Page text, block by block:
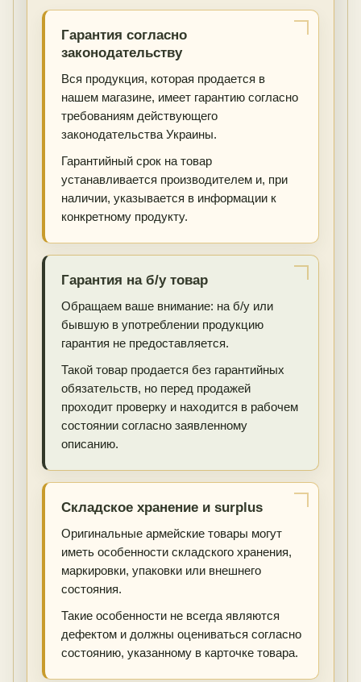
Гарантия согласно
законодательству
Вся продукция, которая продается в
нашем магазине, имеет гарантию согласно
требованиям действующего
законодательства Украины.
Гарантийный срок на товар
устанавливается производителем и, при
наличии, указывается в информации к
конкретному продукту.
Гарантия на б/у товар
Обращаем ваше внимание: на б/у или
бывшую в употреблении продукцию
гарантия не предоставляется.
Такой товар продается без гарантийных
обязательств, но перед продажей
проходит проверку и находится в рабочем
состоянии согласно заявленному
описанию.
Складское хранение и surplus
Оригинальные армейские товары могут
иметь особенности складского хранения,
маркировки, упаковки или внешнего
состояния.
Такие особенности не всегда являются
дефектом и должны оцениваться согласно
состоянию, указанному в карточке товара.